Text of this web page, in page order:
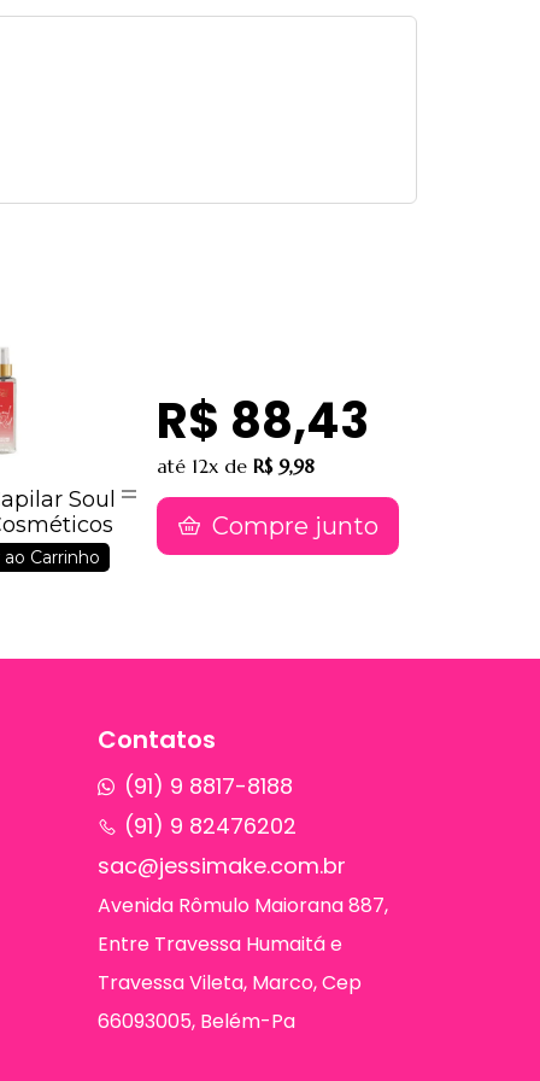
Soul
Carrinho
R$ 88,43
até 12x de R$ 9,98
Compre junto
Contatos
(91) 9 8817-8188
(91) 9 82476202
sac@jessimake.com.br
Avenida Rômulo Maiorana 887,
Entre Travessa Humaitá e
Travessa Vileta, Marco, Cep
66093005, Belém-Pa